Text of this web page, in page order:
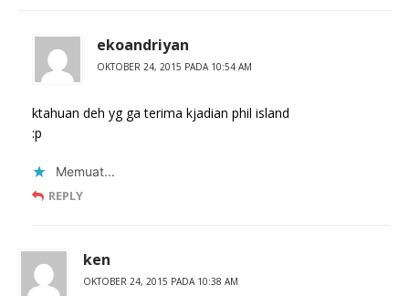
ekoandriyan
OKTOBER 24, 2015 PADA 10:54 AM
ktahuan deh yg ga terima kjadian phil island
:p
Memuat...
REPLY
ken
OKTOBER 24, 2015 PADA 10:38 AM